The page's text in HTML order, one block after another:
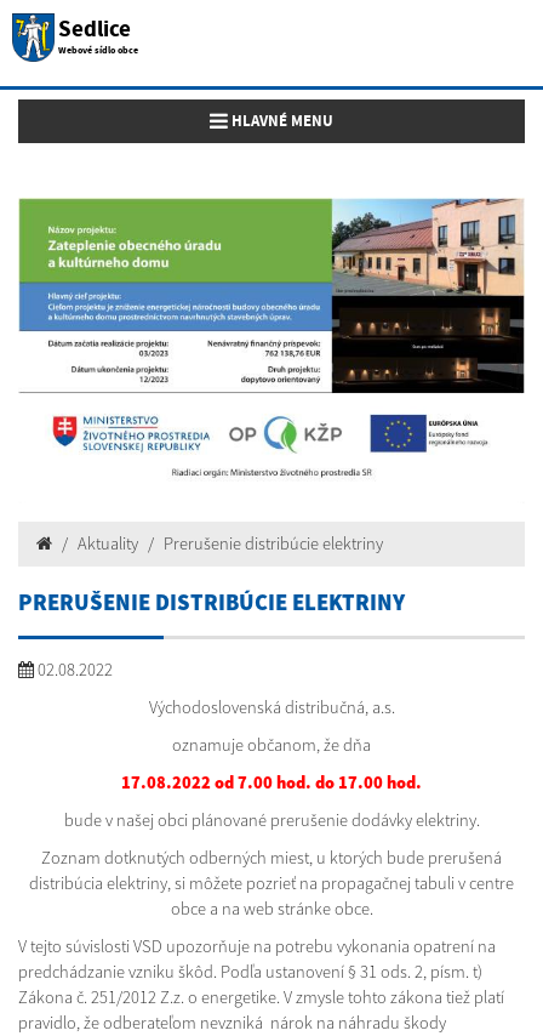
Sedlice
Webové sídlo obce
Toggle navigation
HLAVNÉ MENU
Aktuality Prerušenie distribúcie elektriny
PRERUŠENIE DISTRIBÚCIE ELEKTRINY
02.08.2022
Východoslovenská distribučná, a.s.
oznamuje občanom, že dňa
17.08.2022 od 7.00 hod. do 17.00 hod.
bude v našej obci plánované prerušenie dodávky elektriny.
Zoznam dotknutých odberných miest, u ktorých bude prerušená
distribúcia elektriny, si môžete pozrieť na propagačnej tabuli v centre
obce a na web stránke obce.
V tejto súvislosti VSD upozorňuje na potrebu vykonania opatrení na
predchádzanie vzniku škôd. Podľa ustanovení § 31 ods. 2, písm. t)
Zákona č. 251/2012 Z.z. o energetike. V zmysle tohto zákona tiež platí
pravidlo, že odberateľom nevzniká nárok na náhradu škody